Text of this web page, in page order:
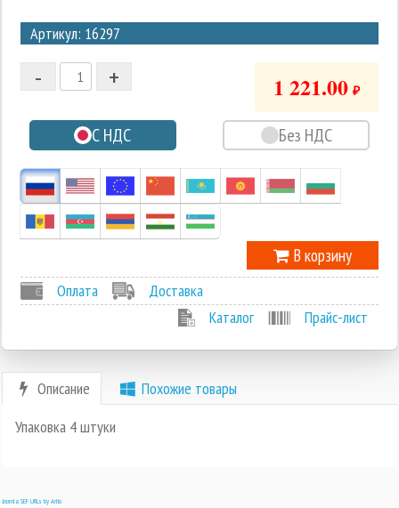
Артикул: 16297
2
1
-1
+
- 1 221.00 ₽
С НДС Без НДС
В корзину
Оплата
Доставка
Каталог
Прайс-лист
Описание
Похожие товары
Упаковка 4 штуки
Joomla SEF URLs by Artio